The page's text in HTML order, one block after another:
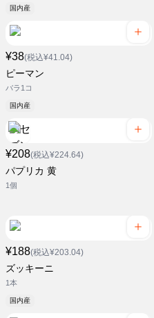
国内産
¥38(税込¥41.04)
ピーマン
バラ1コ
国内産
¥208(税込¥224.64)
パプリカ 黄
1個
¥188(税込¥203.04)
ズッキーニ
1本
国内産